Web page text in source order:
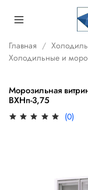
Главная
Холодильные и
Морозильная
ВХНп-3,75
(0)